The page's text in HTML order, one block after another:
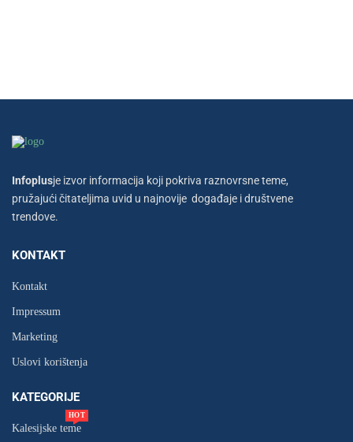
Infoplusje izvor informacija koji pokriva raznovrsne teme,
pružajući čitateljima uvid u najnovije događaje i društvene
trendove.
KONTAKT
Kontakt
Impressum
Marketing
Uslovi korištenja
KATEGORIJE
Kalesijske teme
HOT